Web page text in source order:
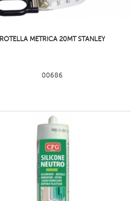
ROTELLA METRICA 20MT STANLEY
00686